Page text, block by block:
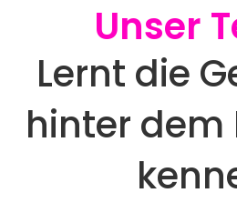
Unser
Lernt die
hinter dem